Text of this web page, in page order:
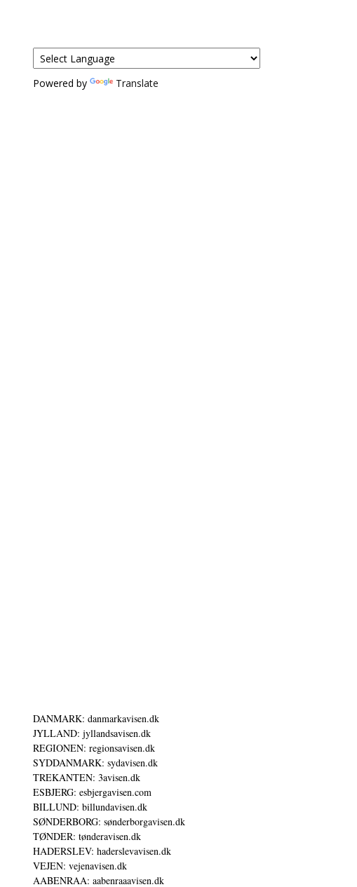
Powered by Translate
DANMARK: danmarkavisen.dk
JYLLAND: jyllandsavisen.dk
REGIONEN: regionsavisen.dk
SYDDANMARK: sydavisen.dk
TREKANTEN: 3avisen.dk
ESBJERG: esbjergavisen.com
BILLUND: billundavisen.dk
SØNDERBORG: sønderborgavisen.dk
TØNDER: tønderavisen.dk
HADERSLEV: haderslevavisen.dk
VEJEN: vejenavisen.dk
AABENRAA: aabenraaavisen.dk